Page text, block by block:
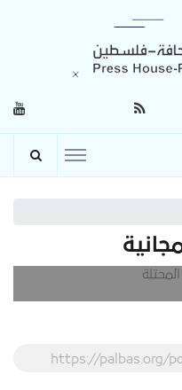
https://palbas.org/